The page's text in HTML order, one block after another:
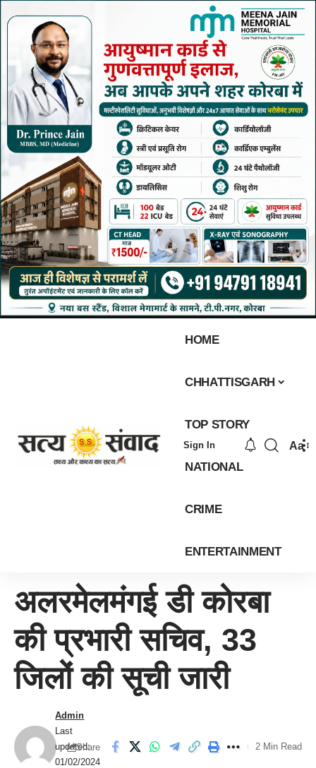
HOME
CHHATTISGARH
TOP STORY
NATIONAL
CRIME
ENTERTAINMENT
Sign In Aa
अलरमेलमंगई डी कोरबा
की प्रभारी सचिव, 33
जिलों की सूची जारी
Last
updated:
01/02/2024
Admin
Share 2 Min Read